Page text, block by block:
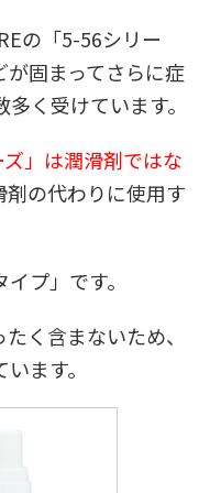
の「5-56シリー
が固まってさらに症
く受けています。
」は潤滑剤ではな
剤の代わりに使用す
プ」です。
く含まないため、
ます。